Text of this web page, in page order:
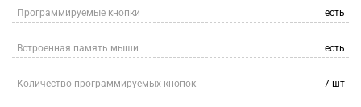
Программируемые кнопки есть
Встроенная память мыши есть
Количество программируемых кнопок 7 шт